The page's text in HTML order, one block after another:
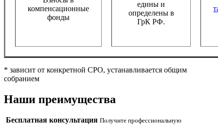
компенсационные
фонды
едины и
определены в
ГрК РФ.
* зависит от конкретной СРО, устанавливается общим
собранием
Наши преимущества
Бесплатная консультация Получите профессиональную